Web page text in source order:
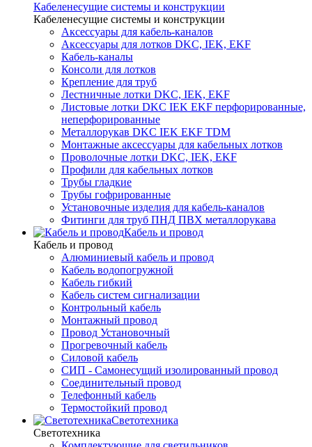
Кабеленесущие системы и конструкции
Кабеленесущие системы и конструкции
Аксессуары для кабель-каналов
Аксессуары для лотков DKC, IEK, EKF
Кабель-каналы
Консоли для лотков
Крепление для труб
Лестничные лотки DKC, IEK, EKF
Листовые лотки DKC IEK EKF перфорированные,
неперфорированные
Металлорукав DKC IEK EKF TDM
Монтажные аксессуары для кабельных лотков
Проволочные лотки DKC, IEK, EKF
Профили для кабельных лотков
Трубы гладкие
Трубы гофрированные
Установочные изделия для кабель-каналов
Фитинги для труб ПНД ПВХ металлорукава
Кабель и провод
Кабель и провод
Алюминиевый кабель и провод
Кабель водопогружной
Кабель гибкий
Кабель систем сигнализации
Контрольный кабель
Монтажный провод
Провод Установочный
Прогревочный кабель
Силовой кабель
СИП - Самонесущий изолированный провод
Соединительный провод
Телефонный кабель
Термостойкий провод
Светотехника
Светотехника